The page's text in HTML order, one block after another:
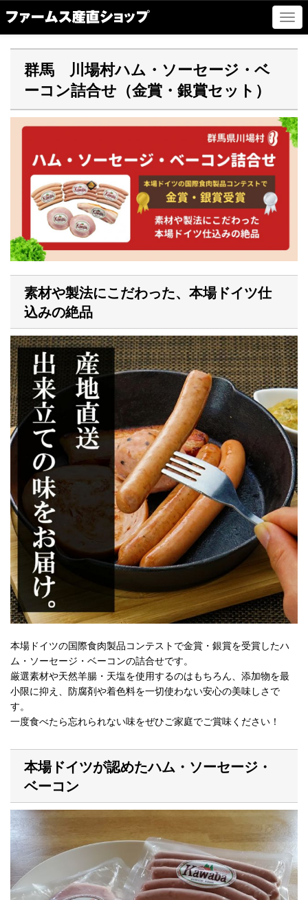
ナ
ビ
ゲ
の
切
替
群馬 川場村ハム・ソーセージ・ベ
ーコン詰合せ（金賞・銀賞セット）
素材や製法にこだわった、本場ドイツ仕
込みの絶品
本場ドイツの国際食肉製品コンテストで金賞・銀賞を受賞したハ
ム・ソーセージ・ベーコンの詰合せです。
厳選素材や天然羊腸・天塩を使用するのはもちろん、添加物を最
小限に抑え、防腐剤や着色料を一切使わない安心の美味しさで
す。
一度食べたら忘れられない味をぜひご家庭でご賞味ください！
本場ドイツが認めたハム・ソーセージ・
ベーコン